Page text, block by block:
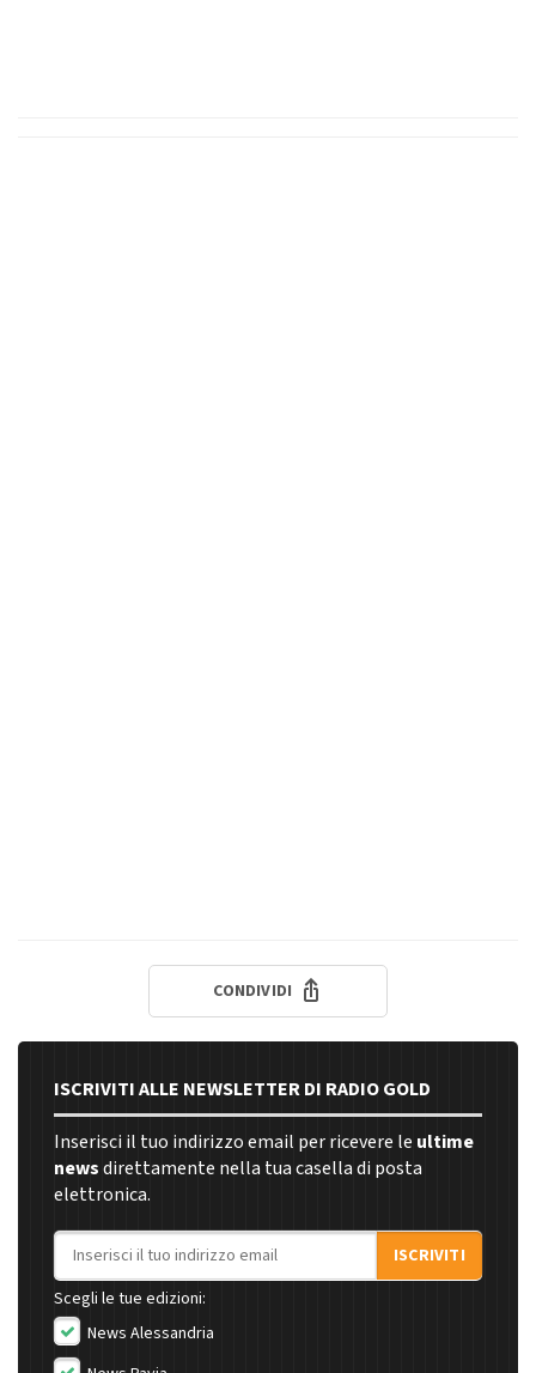
CONDIVIDI
ISCRIVITI ALLE NEWSLETTER DI RADIO GOLD
Inserisci il tuo indirizzo email per ricevere le ultime
newsdirettamente nella tua casella di posta
elettronica.
Indirizzo email
ISCRIVITI
Scegli le tue edizioni:
News Alessandria